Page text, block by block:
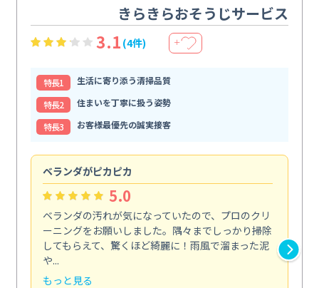
きらきらおそうじサービス
3.1 (4件) ＋
特⻑1
生活に寄り添う清掃品質
特⻑2
住まいを丁寧に扱う姿勢
特⻑3
お客様最優先の誠実接客
ベランダがピカピカ
5.0
ベランダの汚れが気になっていたので、プロのクリ
ーニングをお願いしました。隅々までしっかり掃除
してもらえて、驚くほど綺麗に！雨風で溜まった泥
や...
もっと見る